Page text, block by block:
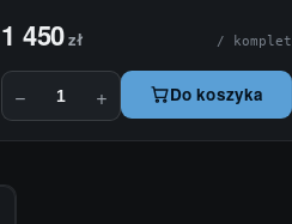
1 450zł / komplet
− + Do koszyka